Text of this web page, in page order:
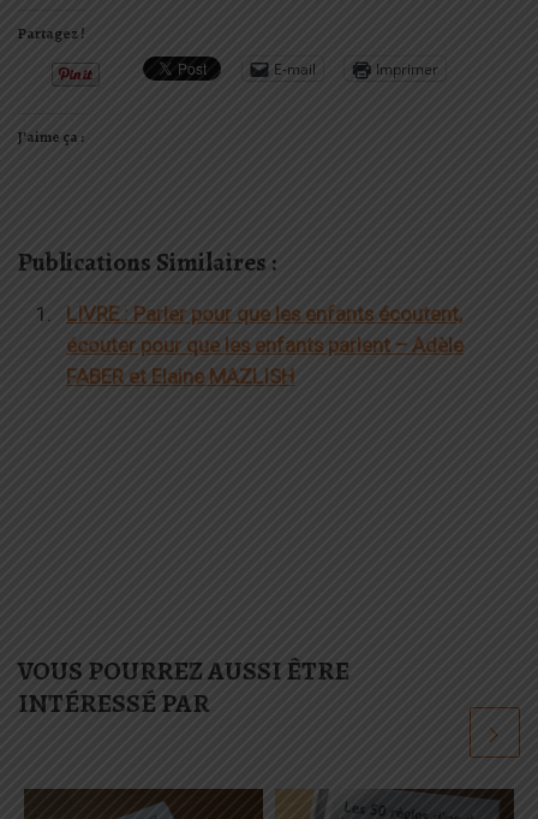
Partagez !
E-mail Imprimer
J’aime ça :
Publications Similaires :
LIVRE : Parler pour que les enfants écoutent,
écouter pour que les enfants parlent – Adèle
FABER et Elaine MAZLISH
VOUS POURREZ AUSSI ÊTRE
INTÉRESSÉ PAR